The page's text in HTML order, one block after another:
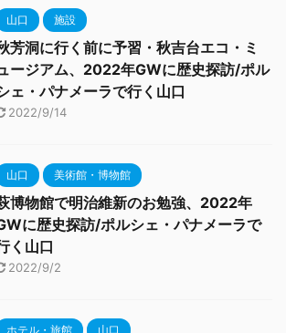
山口 施設
芳洞に行く前に予習・秋吉台エコ・ミ
ージアム、2022年GWに歴史探訪/ポル
ェ・パナメーラで行く山口
2022/9/14
山口 美術館・博物館
博物館で明治維新のお勉強、2022年
に歴史探訪/ポルシェ・パナメーラで
く山口
2022/9/2
ホテル・旅館 山口